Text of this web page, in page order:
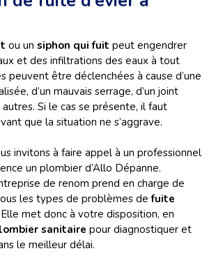
ou un siphon qui fuit peut engendrer
et des infiltrations des eaux à tout
peuvent être déclenchées à cause d’une
d’un mauvais serrage, d’un joint
Si le cas se présente, il faut
que la situation ne s’aggrave.
invitons à faire appel à un professionnel
un plombier d’Allo Dépanne.
de renom prend en charge de
les types de problèmes defuite
met donc à votre disposition, en
sanitaire pour diagnostiquer et
le meilleur délai.